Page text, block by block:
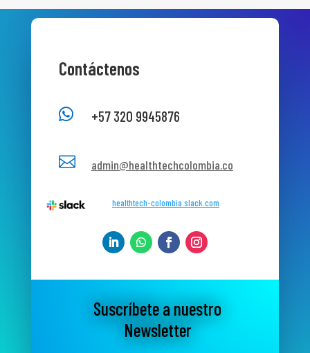
Contáctenos
 +57 320 9945876
 admin@healthtechcolombia.co
healthtech-colombia.slack.com
Suscríbete a nuestro
Newsletter